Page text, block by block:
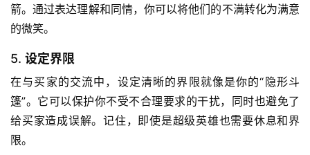
箭。通过表达理解和同情，你可以将他们的不满转化为满意
的微笑。
5. 设定界限
在与买家的交流中，设定清晰的界限就像是你的“隐形斗
篷”。它可以保护你不受不合理要求的干扰，同时也避免了
给买家造成误解。记住，即使是超级英雄也需要休息和界
限。